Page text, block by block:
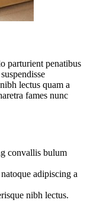
parturient penatibus
lectus quam a
fames nunc
convallis bulum
adipiscing a
nibh lectus.